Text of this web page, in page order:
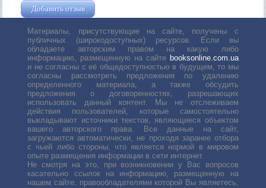
Добавить отзыв
Материалы, присутствующие на сайте, получены с
публичных (широкодоступных) ресурсов. Если вы
обладаете авторским правом на какую либо
информацию, размещенную на сайте booksonline.com.ua
и не согласны с её общедоступностью в будущем, то мы
согласны рассмотреть предложения по удалению
определенного материала, а также обсудить
предложения о договоренностях, разрешающих
использовать данный контент. Мы не отслеживаем
действия пользователей, которые самостоятельно
выкладывают источники текстов, являющиеся объектом
вашего авторского права. Все данные на сайт,
загружаются автоматически, не проходя заранее отбора
с чьей либо стороны, что является нормой в мировом
опыте размещения информации в сети интернет.
Не смотря на это, при возникновении у Вас вопросов
касательно ссылок на информацию, размещенную на
нашем сайте, правообладателями которой Вы являетесь,